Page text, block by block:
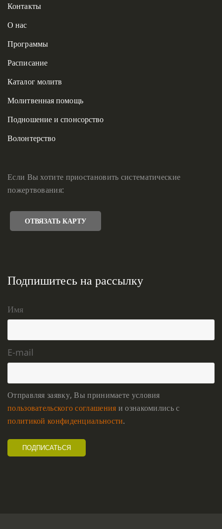
Контакты
О нас
Программы
Расписание
Каталог молитв
Молитвенная помощь
Подношение и спонсорство
Волонтерство
Если Вы хотите приостановить систематические
пожертвования:
ОТВЯЗАТЬ КАРТУ
Подпишитесь на рассылку
Имя
E-mail
Отправляя заявку, Вы принимаете условия
пользовательского соглашения и ознакомились с
политикой конфиденциальности.